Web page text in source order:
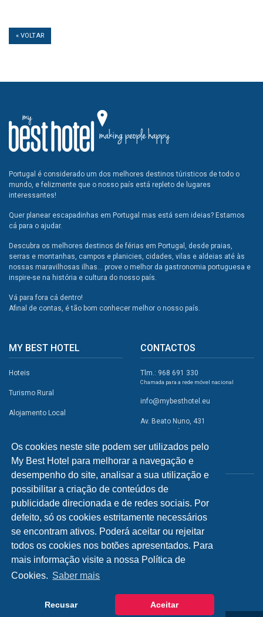
Os cookies neste site podem ser utilizados pelo
My Best Hotel para melhorar a navegação e
desempenho do site, analisar a sua utilização e
possibilitar a criação de conteúdos de
publicidade direcionada e de redes sociais. Por
defeito, só os cookies estritamente necessários
se encontram ativos. Poderá aceitar ou rejeitar
todos os cookies nos botões apresentados. Para
mais informação visite a nossa Política de
Cookies. Saber mais
Recusar Aceitar
« VOLTAR
Portugal é considerado um dos melhores destinos túristicos de todo o
mundo, e felizmente que o nosso país está repleto de lugares
interessantes!
Quer planear escapadinhas em Portugal mas está sem ideias? Estamos
cá para o ajudar.
Descubra os melhores destinos de férias em Portugal, desde praias,
serras e montanhas, campos e planicies, cidades, vilas e aldeias até às
nossas maravilhosas ilhas... prove o melhor da gastronomia portuguesa e
inspire-se na história e cultura do nosso país.
Vá para fora cá dentro!
Afinal de contas, é tão bom conhecer melhor o nosso país.
MY BEST HOTEL
Hoteis
Turismo Rural
Alojamento Local
Campismo
Atividades
Restaurantes
A Visitar
INFORMAÇÕES
Política de Privacidade
CONTACTOS
Tlm.: 968 691 330
Chamada para a rede móvel nacional
info@mybesthotel.eu
Av. Beato Nuno, 431
2495-401 Fátima
REDES SOCIAIS